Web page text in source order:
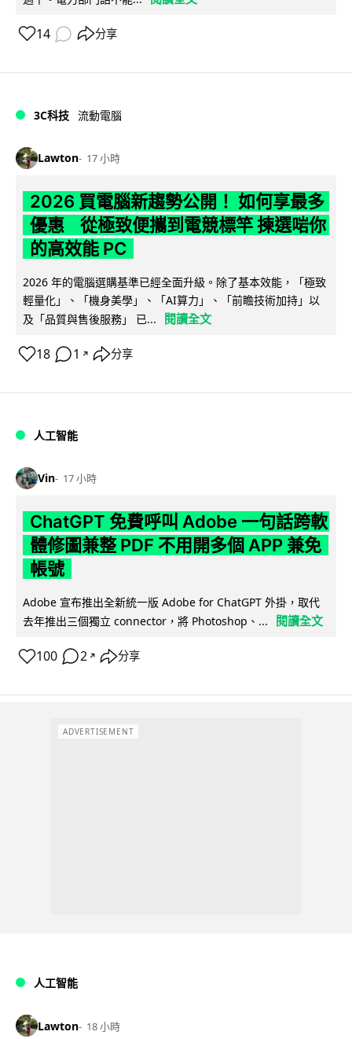
14 分享
3C科技 流動電腦
Lawton 17 小時
2026 買電腦新趨勢公開！ 如何享最多
優惠 從極致便攜到電競標竿 揀選啱你
的高效能 PC
2026 年的電腦選購基準已經全面升級。除了基本效能，「極致
輕量化」、「機身美學」、「AI算力」、「前瞻技術加持」以
及「品質與售後服務」 已...
閱讀全文
18 1 ↗ 分享
人工智能
Vin 17 小時
ChatGPT 免費呼叫 Adobe 一句話跨軟
體修圖兼整 PDF 不用開多個 APP 兼免
帳號
Adobe 宣布推出全新統一版 Adobe for ChatGPT 外掛，取代
去年推出三個獨立 connector，將 Photoshop、...
閱讀全文
100 2 ↗ 分享
ADVERTISEMENT
人工智能
Lawton 18 小時